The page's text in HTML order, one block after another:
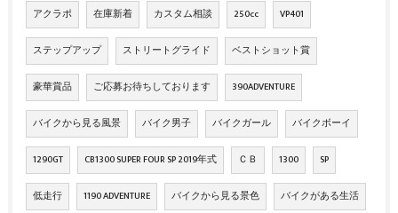
アクラポ 在庫新着 カスタム相談 250cc VP401
ステップアップ ストリートグライド ベストショット賞
豪華賞品 ご応募お待ちしております 390ADVENTURE
バイクから見る風景 バイク男子 バイクガール バイクボーイ
1290GT CB1300 SUPER FOUR SP 2019年式 ＣＢ 1300 SP
低走行 1190 ADVENTURE バイクから見る景色 バイクがある生活